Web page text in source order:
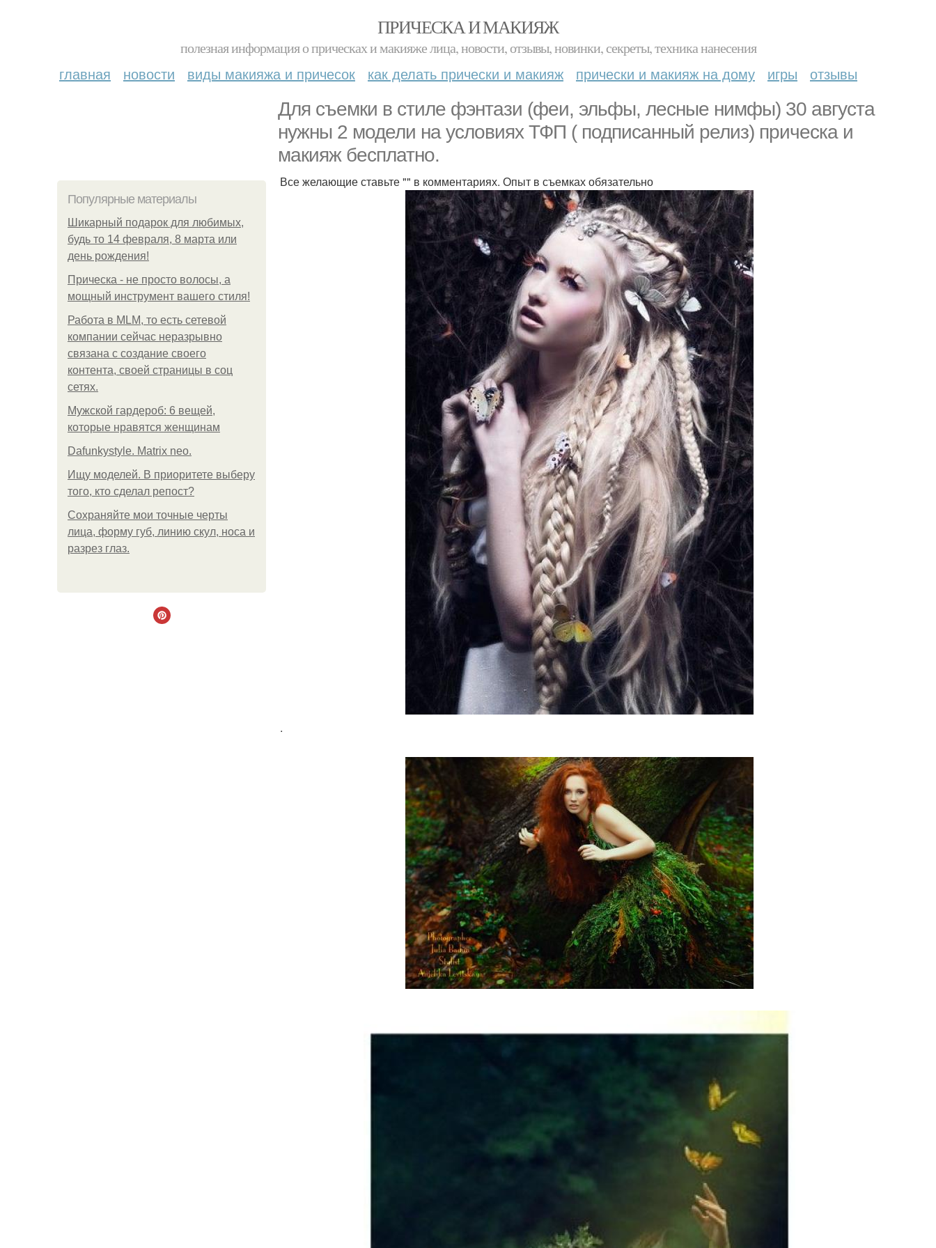
ПРИЧЕСКА И МАКИЯЖ
полезная информация о прическах и макияже лица, новости, отзывы, новинки, секреты, техника нанесения
главная новости виды макияжа и причесок как делать прически и макияж прически и макияж на дому игры отзывы
Для съемки в стиле фэнтази (феи, эльфы, лесные нимфы) 30 августа
нужны 2 модели на условиях ТФП ( подписанный релиз) прическа и
макияж бесплатно.
Популярные материалы
Шикарный подарок для любимых,
будь то 14 февраля, 8 марта или
день рождения!
Прическа - не просто волосы, а
мощный инструмент вашего стиля!
Работа в MLM, то есть сетевой
компании сейчас неразрывно
связана с создание своего
контента, своей страницы в соц
сетях.
Мужской гардероб: 6 вещей,
которые нравятся женщинам
Dafunkystyle. Matrix neo.
Ищу моделей. В приоритете выберу
того, кто сделал репост?
Сохраняйте мои точные черты
лица, форму губ, линию скул, носа и
разрез глаз.
Все желающие ставьте "" в комментариях. Опыт в съемках обязательно
.